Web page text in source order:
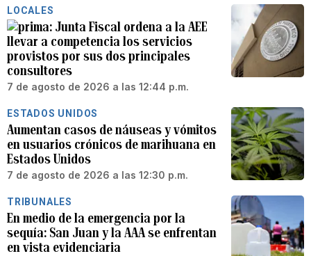
LOCALES
Junta Fiscal ordena a la AEE
llevar a competencia los servicios
provistos por sus dos principales
consultores
7 de agosto de 2026 a las 12:44 p.m.
ESTADOS UNIDOS
Aumentan casos de náuseas y vómitos
en usuarios crónicos de marihuana en
Estados Unidos
7 de agosto de 2026 a las 12:30 p.m.
TRIBUNALES
En medio de la emergencia por la
sequía: San Juan y la AAA se enfrentan
en vista evidenciaria